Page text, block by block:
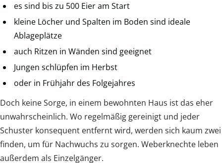
es sind bis zu 500 Eier am Start
kleine Löcher und Spalten im Boden sind ideale
Ablageplätze
auch Ritzen in Wänden sind geeignet
Jungen schlüpfen im Herbst
oder in Frühjahr des Folgejahres
Doch keine Sorge, in einem bewohnten Haus ist das eher
unwahrscheinlich. Wo regelmäßig gereinigt und jeder
Schuster konsequent entfernt wird, werden sich kaum zwei
finden, um für Nachwuchs zu sorgen. Weberknechte leben
außerdem als Einzelgänger.